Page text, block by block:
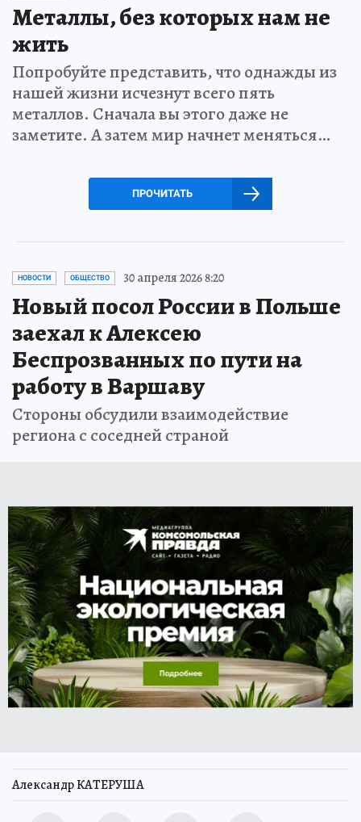
Металлы, без которых нам не
жить
Попробуйте представить, что однажды из
нашей жизни исчезнут всего пять
металлов. Сначала вы этого даже не
заметите. А затем мир начнет меняться…
ПРОЧИТАТЬ
НОВОСТИ ОБЩЕСТВО 30 апреля 2026 8:20
Новый посол России в Польше
заехал к Алексею
Беспрозванных по пути на
работу в Варшаву
Стороны обсудили взаимодействие
региона с соседней страной
Александр КАТЕРУША